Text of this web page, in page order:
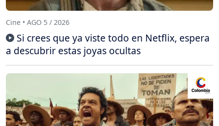
Cine • AGO 5 / 2026
Si crees que ya viste todo en Netflix, espera
a descubrir estas joyas ocultas